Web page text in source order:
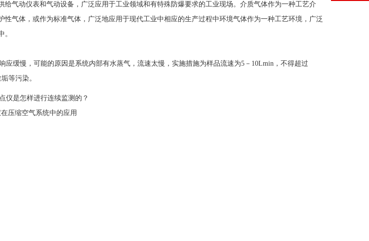
气动仪表和气动设备，广泛应用于工业领域和有特殊防爆要求的工业现场。介质气体作为一种工艺介
性气体，或作为标准气体，广泛地应用于现代工业中相应的生产过程中环境气体作为一种工艺环境，广泛
。
缓慢，可能的原因是系统内部有水蒸气，流速太慢，实施措施为样品流速为5－10Lmin，不得超过
等污染。
仪是怎样进行连续监测的？
压缩空气系统中的应用